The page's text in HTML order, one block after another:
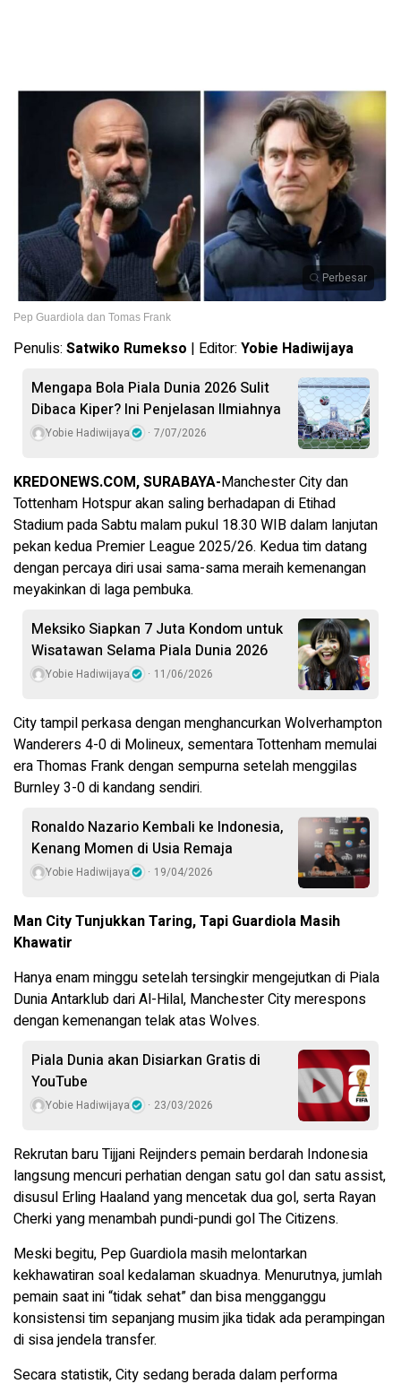
Perbesar
Pep Guardiola dan Tomas Frank
Penulis: Satwiko Rumekso | Editor: Yobie Hadiwijaya
Mengapa Bola Piala Dunia 2026 Sulit
Dibaca Kiper? Ini Penjelasan Ilmiahnya
Yobie Hadiwijaya 7/07/2026
KREDONEWS.COM, SURABAYA-Manchester City dan
Tottenham Hotspur akan saling berhadapan di Etihad
Stadium pada Sabtu malam pukul 18.30 WIB dalam lanjutan
pekan kedua Premier League 2025/26. Kedua tim datang
dengan percaya diri usai sama-sama meraih kemenangan
meyakinkan di laga pembuka.
Meksiko Siapkan 7 Juta Kondom untuk
Wisatawan Selama Piala Dunia 2026
Yobie Hadiwijaya 11/06/2026
City tampil perkasa dengan menghancurkan Wolverhampton
Wanderers 4-0 di Molineux, sementara Tottenham memulai
era Thomas Frank dengan sempurna setelah menggilas
Burnley 3-0 di kandang sendiri.
Ronaldo Nazario Kembali ke Indonesia,
Kenang Momen di Usia Remaja
Yobie Hadiwijaya 19/04/2026
Man City Tunjukkan Taring, Tapi Guardiola Masih
Khawatir
Hanya enam minggu setelah tersingkir mengejutkan di Piala
Dunia Antarklub dari Al-Hilal, Manchester City merespons
dengan kemenangan telak atas Wolves.
Piala Dunia akan Disiarkan Gratis di
YouTube
Yobie Hadiwijaya 23/03/2026
Rekrutan baru Tijjani Reijnders pemain berdarah Indonesia
langsung mencuri perhatian dengan satu gol dan satu assist,
disusul Erling Haaland yang mencetak dua gol, serta Rayan
Cherki yang menambah pundi-pundi gol The Citizens.
Meski begitu, Pep Guardiola masih melontarkan
kekhawatiran soal kedalaman skuadnya. Menurutnya, jumlah
pemain saat ini “tidak sehat” dan bisa mengganggu
konsistensi tim sepanjang musim jika tidak ada perampingan
di sisa jendela transfer.
Secara statistik, City sedang berada dalam performa